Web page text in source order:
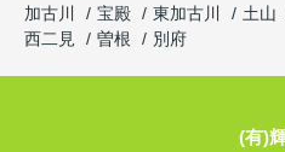
加古川
宝殿 東加古川 土山
西二見
曽根 別府
(有)